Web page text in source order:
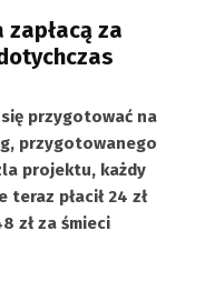
zapłacą za
przygotować na
przygotowanego
projektu, każdy
teraz płacił 24 zł
zł za śmieci